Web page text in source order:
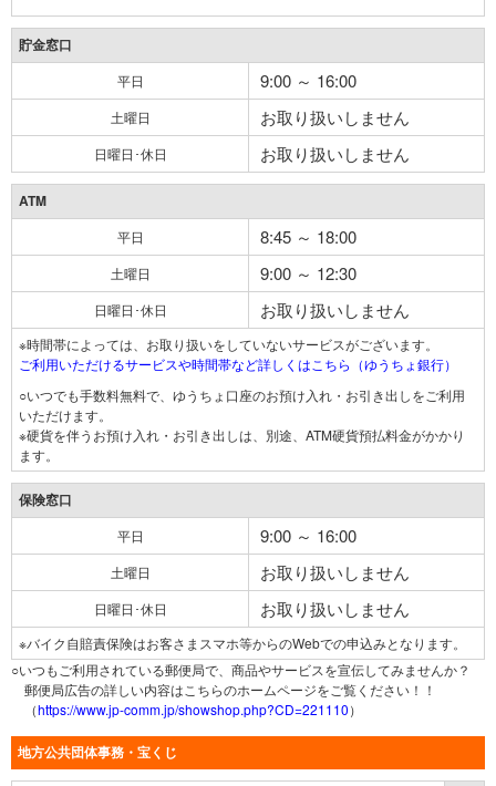
貯金窓口
平日 9:00 ～ 16:00
土曜日 お取り扱いしません
日曜日･休日 お取り扱いしません
ATM
平日 8:45 ～ 18:00
土曜日 9:00 ～ 12:30
日曜日･休日 お取り扱いしません
※時間帯によっては、お取り扱いをしていないサービスがございます。
ご利用いただけるサービスや時間帯など詳しくはこちら（ゆうちょ銀行）
○いつでも手数料無料で、ゆうちょ口座のお預け入れ・お引き出しをご利用
いただけます。
※硬貨を伴うお預け入れ・お引き出しは、別途、ATM硬貨預払料金がかかり
ます。
保険窓口
平日 9:00 ～ 16:00
土曜日 お取り扱いしません
日曜日･休日 お取り扱いしません
※バイク自賠責保険はお客さまスマホ等からのWebでの申込みとなります。
○いつもご利用されている郵便局で、商品やサービスを宣伝してみませんか？
郵便局広告の詳しい内容はこちらのホームページをご覧ください！！
（https://www.jp-comm.jp/showshop.php?CD=221110）
地方公共団体事務・宝くじ